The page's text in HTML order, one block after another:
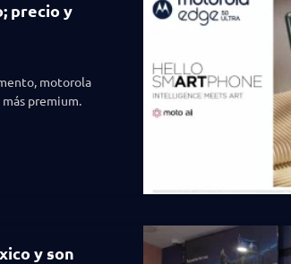
precio y
motorola
premium.
y son